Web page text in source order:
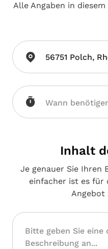
Alle Angaben in
56751 Polch,
Inhalt
Je genauer Sie Ihren
einfacher ist es für
Angebot